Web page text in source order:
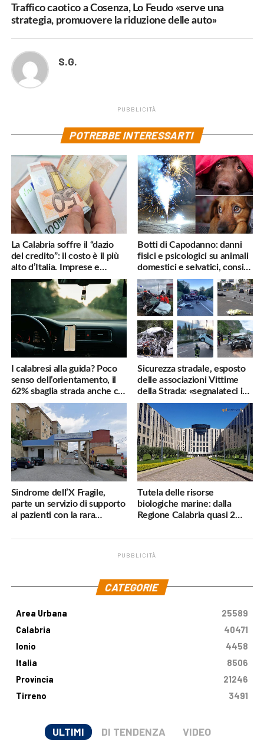
Traffico caotico a Cosenza, Lo Feudo «serve una
strategia, promuovere la riduzione delle auto»
S.G.
PUBBLICITÀ
POTREBBE INTERESSARTI
La Calabria soffre il “dazio
del credito”: il costo è il più
alto d’Italia. Imprese e
famiglie penalizzate
Botti di Capodanno: danni
fisici e psicologici su animali
domestici e selvatici, consigli
utili
I calabresi alla guida? Poco
senso dell’orientamento, il
62% sbaglia strada anche col
navigatore
Sicurezza stradale, esposto
delle associazioni Vittime
della Strada: «segnalateci i
pericoli, interverremo
subito»
Sindrome dell’X Fragile,
parte un servizio di supporto
ai pazienti con la rara
Tutela delle risorse
biologiche marine: dalla
Regione Calabria quasi 2
PUBBLICITÀ
CATEGORIE
Area Urbana
25589
Calabria
40471
Ionio
4458
Italia
8506
Provincia
21246
Tirreno
3491
ULTIMI DI TENDENZA VIDEO